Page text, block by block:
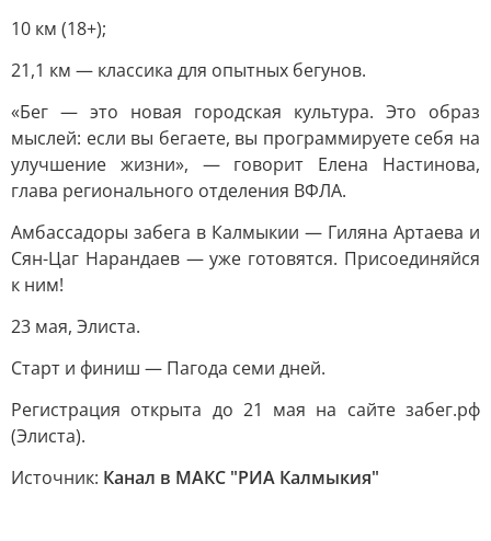
10 км (18+);
21,1 км — классика для опытных бегунов.
«Бег — это новая городская культура. Это образ
мыслей: если вы бегаете, вы программируете себя на
улучшение жизни», — говорит Елена Настинова,
глава регионального отделения ВФЛА.
Амбассадоры забега в Калмыкии — Гиляна Артаева и
Сян-Цаг Нарандаев — уже готовятся. Присоединяйся
к ним!
23 мая, Элиста.
Старт и финиш — Пагода семи дней.
Регистрация открыта до 21 мая на сайте забег.рф
(Элиста).
Источник: Канал в МАКС "РИА Калмыкия"